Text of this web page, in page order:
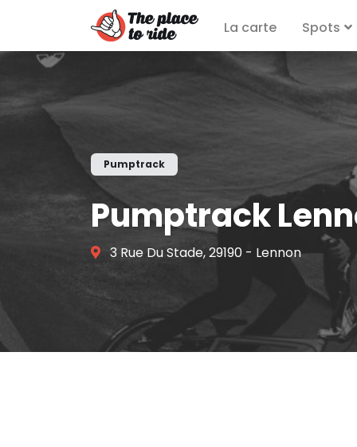
La carte Spots
Pumptrack
Pumptrack
3 Rue Du Stade, 29190 - Lennon